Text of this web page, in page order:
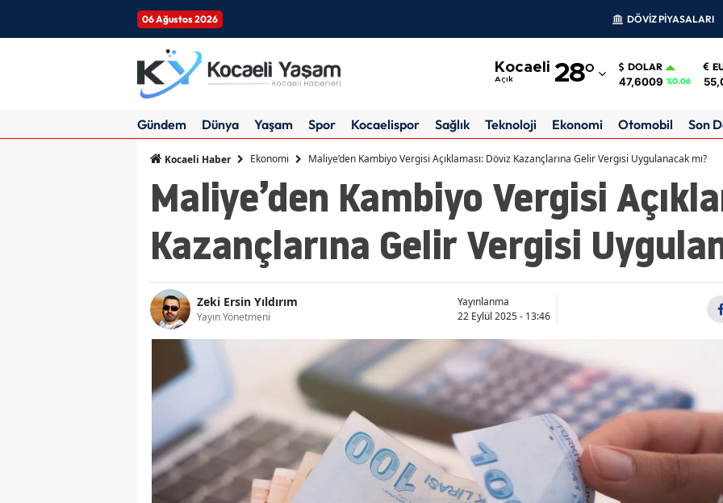
06 Ağustos 2026 DÖVİZ PİYASALARI
Kocaeli
Açık 28°
Adıyaman
Amasya
Ankara
Antalya
Artvin
Aydın
Balıkesir
Bilecik
Bingöl
Bolu
DOLAR
47,6009 %0.06
Gündem Dünya Yaşam Spor Kocaelispor Sağlık Teknoloji Ekonomi Otomobil Son
Kocaeli Haber Ekonomi Maliye’den Kambiyo Vergisi Açıklaması: Döviz Kazançlarına Gelir Vergisi Uygulanacak mı?
Maliye’den Kambiyo Vergisi
Kazançlarına Gelir Vergisi
Zeki Ersin Yıldırım
Yayın Yönetmeni
Yayınlanma
22 Eylül 2025 - 13:46